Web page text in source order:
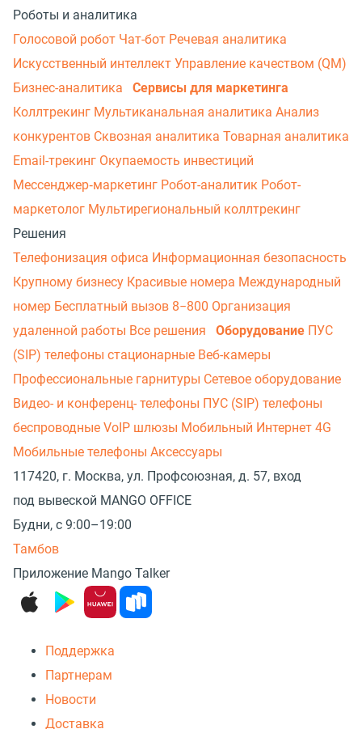
Роботы и аналитика
Голосовой робот Чат-бот Речевая аналитика
Искусственный интеллект Управление качеством (QM)
Бизнес-аналитика
Сервисы для маркетинга
Коллтрекинг Мультиканальная аналитика Анализ
конкурентов Сквозная аналитика Товарная аналитика
Email-трекинг Окупаемость инвестиций
Мессенджер‑маркетинг Робот-аналитик Робот-
маркетолог Мультирегиональный коллтрекинг
Решения
Телефонизация офиса Информационная безопасность
Крупному бизнесу Красивые номера Международный
номер Бесплатный вызов 8−800 Организация
удаленной работы Все решения Оборудование ПУС
(SIP) телефоны стационарные Веб-камеры
Профессиональные гарнитуры Сетевое оборудование
Видео- и конференц- телефоны ПУС (SIP) телефоны
беспроводные VoIP шлюзы Мобильный Интернет 4G
Мобильные телефоны Аксессуары
117420, г. Москва, ул. Профсоюзная, д. 57, вход
под вывеской MANGO OFFICE
Будни, с 9:00–19:00
Тамбов
Приложение Mango Talker
Поддержка
Партнерам
Новости
Доставка